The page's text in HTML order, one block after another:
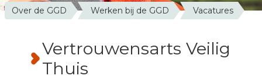
Werken bij de GGD
Over de GGD Werken bij de GGD Vacatures
Vertrouwensarts Veilig
Thuis